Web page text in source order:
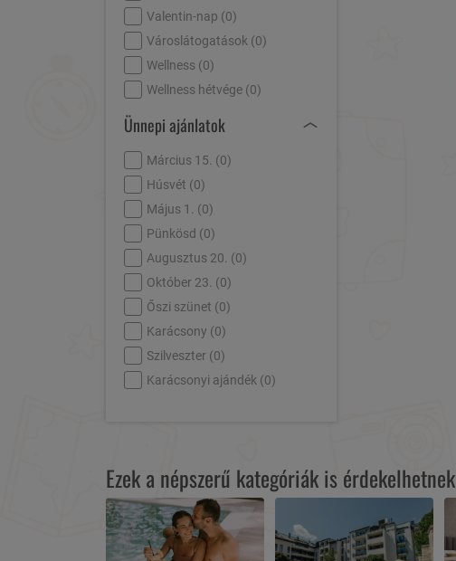
Valentin-nap (0)
Városlátogatások (0)
Wellness (0)
Wellness hétvége (0)
Ünnepi ajánlatok
Március 15. (0)
Húsvét (0)
Május 1. (0)
Pünkösd (0)
Augusztus 20. (0)
Október 23. (0)
Őszi szünet (0)
Karácsony (0)
Szilveszter (0)
Karácsonyi ajándék (0)
Ezek a népszerű kategóriák is érdekelhetnek